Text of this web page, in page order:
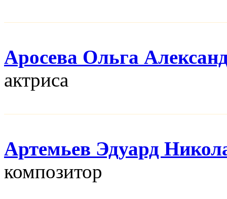
Аросева Ольга
актриса
Артемьев Эдуард
композитор